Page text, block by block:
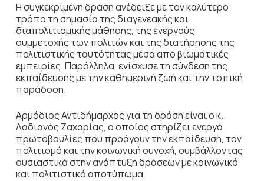
Η συγκεκριμένη δράση ανέδειξε με τον καλύτερο
τρόπο τη σημασία της διαγενεακής και
διαπολιτισμικής μάθησης, της ενεργούς
συμμετοχής των πολιτών και της διατήρησης της
πολιτιστικής ταυτότητας μέσα από βιωματικές
εμπειρίες. Παράλληλα, ενίσχυσε τη σύνδεση της
εκπαίδευσης με την καθημερινή ζωή και την τοπική
παράδοση.
Αρμόδιος Αντιδήμαρχος για τη δράση είναι ο κ.
Λαδιανός Ζαχαρίας, ο οποίος στηρίζει ενεργά
πρωτοβουλίες που προάγουν την εκπαίδευση, τον
πολιτισμό και την κοινωνική συνοχή, συμβάλλοντας
ουσιαστικά στην ανάπτυξη δράσεων με κοινωνικό
και πολιτιστικό αποτύπωμα.